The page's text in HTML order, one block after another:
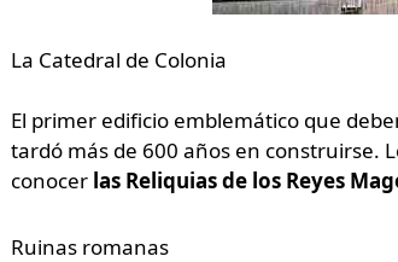
La Catedral de Colonia
El primer edificio emblemático que
tardó más de 600 años en construirse.
conocer las Reliquias de los Reyes
Ruinas romanas